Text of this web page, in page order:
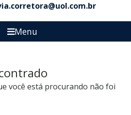
Menu
você está procurando não foi